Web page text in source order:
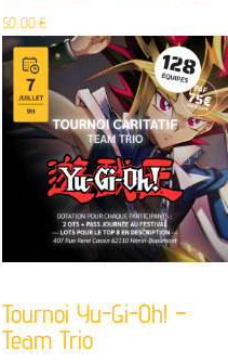
50,00 €
Tournoi Yu-Gi-Oh! –
Team Trio